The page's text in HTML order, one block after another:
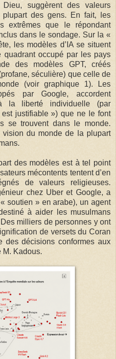
suggèrent des valeurs
des gens. En fait, les
extrêmes que le répondant
dans le sondage. Sur la «
les modèles d’IA se situent
quadrant occupé par les pays
des modèles GPT, créés
séculière) que celle de
(voir graphique 1). Les
par Google, accordent
la liberté individuelle (par
est justifiable ») que ne le font
se trouvent dans le monde.
du monde de la plupart
des modèles est à tel point
mécontents tentent d’en
de valeurs religieuses.
chez Uber et Google, a
soutien » en arabe), un agent
à aider les musulmans
milliers de personnes y ont
de versets du Coran
des décisions conformes aux
Kadous.